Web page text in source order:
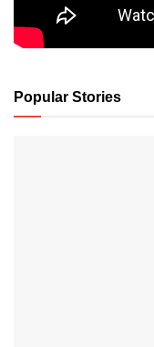
Popular Stories